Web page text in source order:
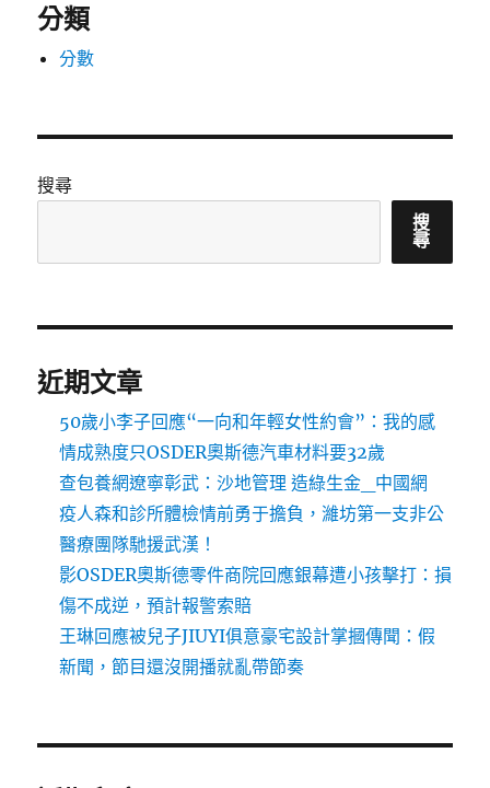
分類
分數
搜尋
搜
尋
近期文章
50歲小李子回應“一向和年輕女性約會”：我的感
情成熟度只OSDER奧斯德汽車材料要32歲
查包養網遼寧彰武：沙地管理 造綠生金_中國網
疫人森和診所體檢情前勇于擔負，濰坊第一支非公
醫療團隊馳援武漢！
影OSDER奧斯德零件商院回應銀幕遭小孩擊打：損
傷不成逆，預計報警索賠
王琳回應被兒子JIUYI俱意豪宅設計掌摑傳聞：假
新聞，節目還沒開播就亂帶節奏